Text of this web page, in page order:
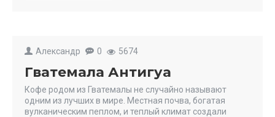
Александр 0 5674
Гватемала Антигуа
Кофе родом из Гватемалы не случайно называют
одним из лучших в мире. Местная почва, богатая
вулканическим пеплом, и теплый климат создали